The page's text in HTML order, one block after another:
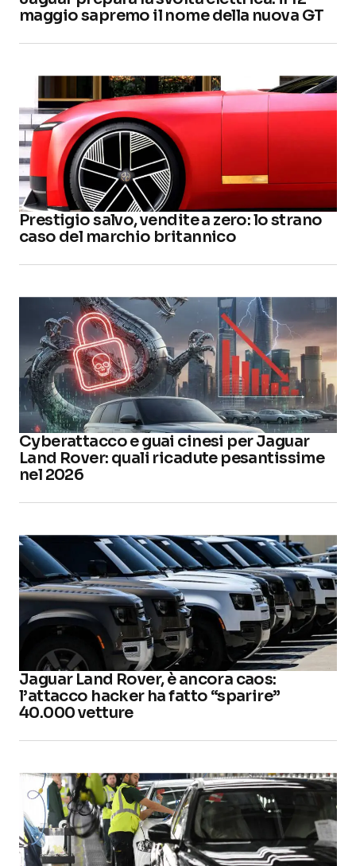
maggio sapremo il nome della nuova GT
Prestigio salvo, vendite a zero: lo strano
caso del marchio britannico
Cyberattacco e guai cinesi per Jaguar
Land Rover: quali ricadute pesantissime
nel 2026
Jaguar Land Rover, è ancora caos:
l’attacco hacker ha fatto “sparire”
40.000 vetture